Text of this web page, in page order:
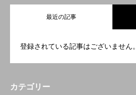
最近の記事
登録されている記事はございません。
カテゴリー